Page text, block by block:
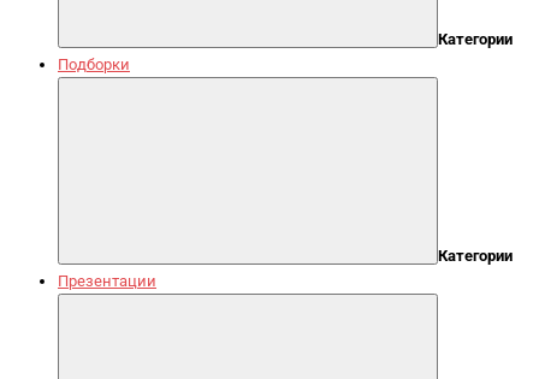
Категории
Подборки
Категории
Презентации